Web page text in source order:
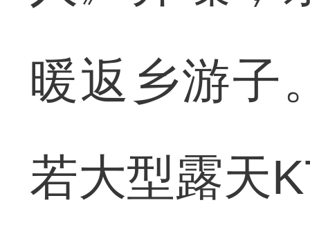
暖返乡游子
若大型露天